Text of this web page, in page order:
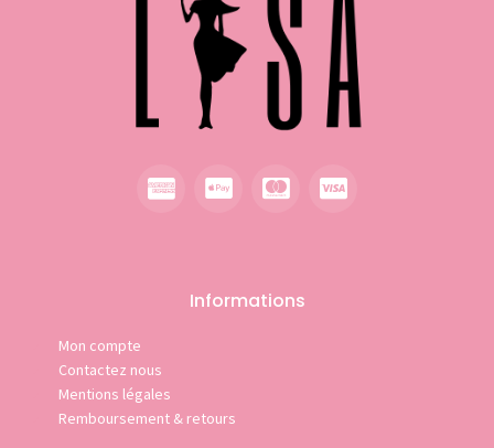
Informations
Mon compte
Contactez nous
Mentions légales
Remboursement & retours